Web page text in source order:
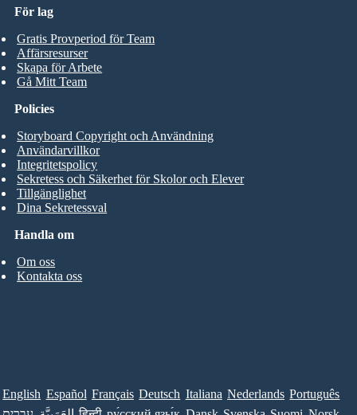
För lag
Gratis Provperiod för Team
Affärsresurser
Skapa för Arbete
Gå Mitt Team
Handla om
Om oss
Kontakta oss
Policies
Storyboard Copyright och Användning
Användarvillkor
Integritetspolicy
Sekretess och Säkerhet för Skolor och Elever
Tillgänglighet
Dina Sekretessval
English Español Français Deutsch Italiana Nederlands Português